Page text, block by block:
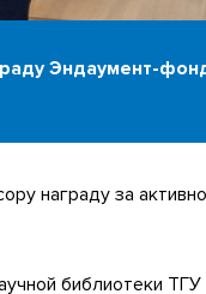
Эндаумент-
награду за
библиотеки ТГУ